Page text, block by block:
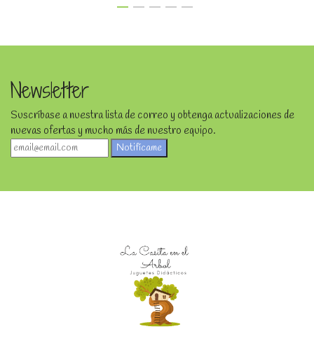
Newsletter
Suscríbase a nuestra lista de correo y obtenga actualizaciones de
nuevas ofertas y mucho más de nuestro equipo.
Notifícame